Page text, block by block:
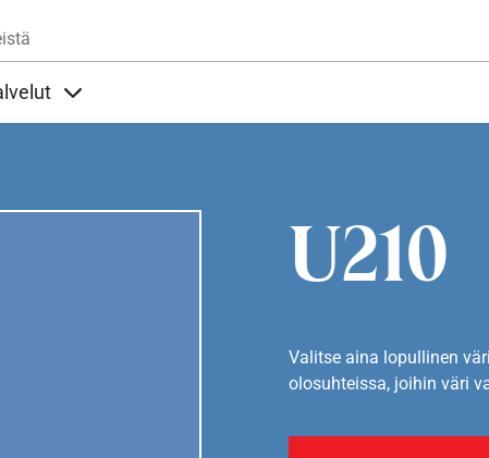
U210
Valitse aina lopullinen
olosuhteissa, joihin väri